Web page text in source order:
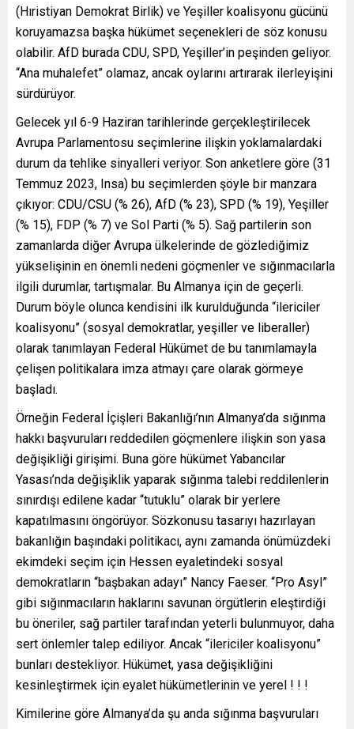
(Hıristiyan Demokrat Birlik) ve Yeşiller koalisyonu gücünü
koruyamazsa başka hükümet seçenekleri de söz konusu
olabilir. AfD burada CDU, SPD, Yeşiller’in peşinden geliyor.
“Ana muhalefet” olamaz, ancak oylarını artırarak ilerleyişini
sürdürüyor.
Gelecek yıl 6-9 Haziran tarihlerinde gerçekleştirilecek
Avrupa Parlamentosu seçimlerine ilişkin yoklamalardaki
durum da tehlike sinyalleri veriyor. Son anketlere göre (31
Temmuz 2023, Insa) bu seçimlerden şöyle bir manzara
çıkıyor: CDU/CSU (% 26), AfD (% 23), SPD (% 19), Yeşiller
(% 15), FDP (% 7) ve Sol Parti (% 5). Sağ partilerin son
zamanlarda diğer Avrupa ülkelerinde de gözlediğimiz
yükselişinin en önemli nedeni göçmenler ve sığınmacılarla
ilgili durumlar, tartışmalar. Bu Almanya için de geçerli.
Durum böyle olunca kendisini ilk kurulduğunda “ilericiler
koalisyonu” (sosyal demokratlar, yeşiller ve liberaller)
olarak tanımlayan Federal Hükümet de bu tanımlamayla
çelişen politikalara imza atmayı çare olarak görmeye
başladı.
Örneğin Federal İçişleri Bakanlığı’nın Almanya’da sığınma
hakkı başvuruları reddedilen göçmenlere ilişkin son yasa
değişikliği girişimi. Buna göre hükümet Yabancılar
Yasası’nda değişiklik yaparak sığınma talebi reddilenlerin
sınırdışı edilene kadar “tutuklu” olarak bir yerlere
kapatılmasını öngörüyor. Sözkonusu tasarıyı hazırlayan
bakanlığın başındaki politikacı, aynı zamanda önümüzdeki
ekimdeki seçim için Hessen eyaletindeki sosyal
demokratların “başbakan adayı” Nancy Faeser. “Pro Asyl”
gibi sığınmacıların haklarını savunan örgütlerin eleştirdiği
bu öneriler, sağ partiler tarafından yeterli bulunmuyor, daha
sert önlemler talep ediliyor. Ancak “ilericiler koalisyonu”
bunları destekliyor. Hükümet, yasa değişikliğini
kesinleştirmek için eyalet hükümetlerinin ve yerel ! ! !
Kimilerine göre Almanya’da şu anda sığınma başvuruları